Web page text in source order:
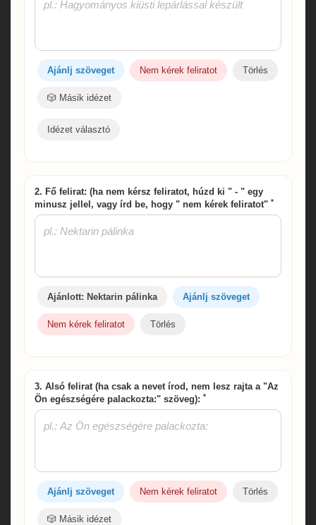
Ajánlj szöveget Nem kérek feliratot Törlés
🎲 Másik idézet
Idézet választó
2. Fő felirat: (ha nem kérsz feliratot, húzd ki " - " egy
minusz jellel, vagy írd be, hogy " nem kérek feliratot" *
Ajánlott: Nektarin pálinka Ajánlj szöveget
Nem kérek feliratot Törlés
3. Alsó felirat (ha csak a nevet írod, nem lesz rajta a "Az
Ön egészségére palackozta:" szöveg): *
Ajánlj szöveget Nem kérek feliratot Törlés
🎲 Másik idézet